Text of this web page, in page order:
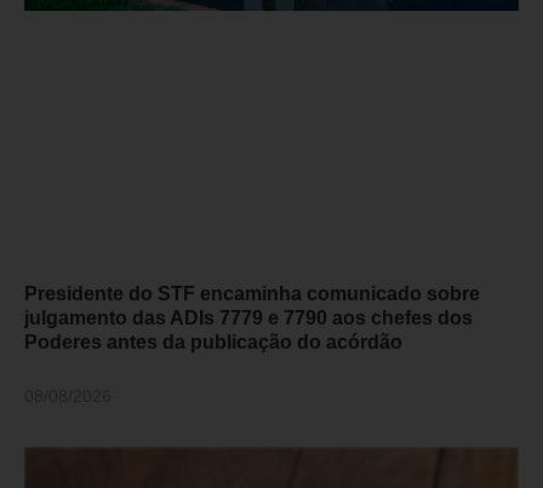
Presidente do STF encaminha comunicado sobre
julgamento das ADIs 7779 e 7790 aos chefes dos
Poderes antes da publicação do acórdão